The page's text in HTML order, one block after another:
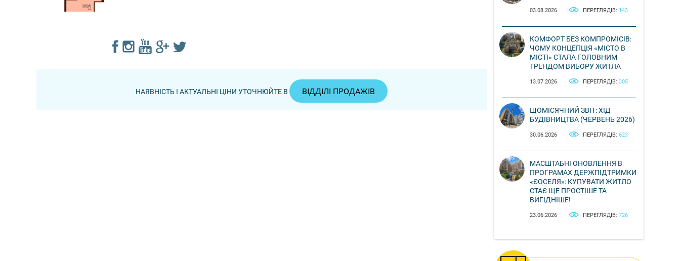
НАЯВНІСТЬ І АКТУАЛЬНІ ЦІНИ УТОЧНЮЙТЕ В ВІДДІЛІ ПРОДАЖІВ
03.08.2026 ПЕРЕГЛЯДІВ: 143
КОМФОРТ БЕЗ КОМПРОМІСІВ:
ЧОМУ КОНЦЕПЦІЯ «МІСТО В
МІСТІ» СТАЛА ГОЛОВНИМ
ТРЕНДОМ ВИБОРУ ЖИТЛА
13.07.2026 ПЕРЕГЛЯДІВ: 305
ЩОМІСЯЧНИЙ ЗВІТ: ХІД
БУДІВНИЦТВА (ЧЕРВЕНЬ 2026)
30.06.2026 ПЕРЕГЛЯДІВ: 623
МАСШТАБНІ ОНОВЛЕННЯ В
ПРОГРАМАХ ДЕРЖПІДТРИМКИ
«ЄОСЕЛЯ»: КУПУВАТИ ЖИТЛО
СТАЄ ЩЕ ПРОСТІШЕ ТА
ВИГІДНІШЕ!
23.06.2026 ПЕРЕГЛЯДІВ: 726